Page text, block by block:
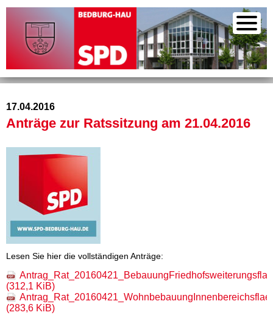
17.04.2016
Anträge zur Ratssitzung am 21.04.2016
Lesen Sie hier die vollständigen Anträge:
(312,1 KiB)
(283,6 KiB)